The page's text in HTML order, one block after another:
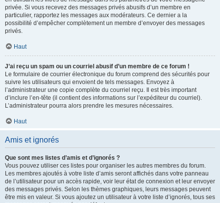
privée. Si vous recevez des messages privés abusifs d’un membre en
particulier, rapportez les messages aux modérateurs. Ce dernier a la
possibilité d’empêcher complètement un membre d’envoyer des messages
privés.
Haut
J’ai reçu un spam ou un courriel abusif d’un membre de ce forum !
Le formulaire de courrier électronique du forum comprend des sécurités pour
suivre les utilisateurs qui envoient de tels messages. Envoyez à
l’administrateur une copie complète du courriel reçu. Il est très important
d’inclure l’en-tête (il contient des informations sur l’expéditeur du courriel).
L’administrateur pourra alors prendre les mesures nécessaires.
Haut
Amis et ignorés
Que sont mes listes d’amis et d’ignorés ?
Vous pouvez utiliser ces listes pour organiser les autres membres du forum.
Les membres ajoutés à votre liste d’amis seront affichés dans votre panneau
de l’utilisateur pour un accès rapide, voir leur état de connexion et leur envoyer
des messages privés. Selon les thèmes graphiques, leurs messages peuvent
être mis en valeur. Si vous ajoutez un utilisateur à votre liste d’ignorés, tous ses